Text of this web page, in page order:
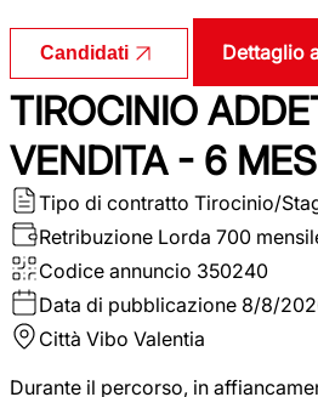
Candidati Dettaglio
TIROCINIO
VENDITA - 6
Tipo di contratto Tirocinio/
Retribuzione Lorda 700
Codice annuncio 350240
Data di pubblicazione 8/8/
Città Vibo Valentia
Durante il percorso, in